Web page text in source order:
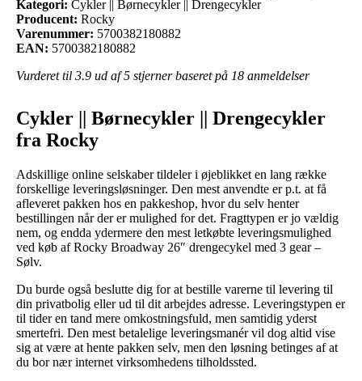
Kategori: Cykler || Børnecykler || Drengecykler
Producent: Rocky
Varenummer: 5700382180882
EAN: 5700382180882
Vurderet til 3.9 ud af 5 stjerner baseret på 18 anmeldelser
Cykler || Børnecykler || Drengecykler
fra Rocky
Adskillige online selskaber tildeler i øjeblikket en lang række
forskellige leveringsløsninger. Den mest anvendte er p.t. at få
afleveret pakken hos en pakkeshop, hvor du selv henter
bestillingen når der er mulighed for det. Fragttypen er jo vældig
nem, og endda ydermere den mest letkøbte leveringsmulighed
ved køb af Rocky Broadway 26″ drengecykel med 3 gear –
Sølv.
Du burde også beslutte dig for at bestille varerne til levering til
din privatbolig eller ud til dit arbejdes adresse. Leveringstypen er
til tider en tand mere omkostningsfuld, men samtidig yderst
smertefri. Den mest betalelige leveringsmanér vil dog altid vise
sig at være at hente pakken selv, men den løsning betinges af at
du bor nær internet virksomhedens tilholdssted.